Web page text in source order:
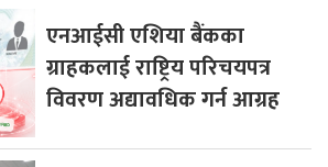
एनआईसी एशिया बैंकका
ग्राहकलाई राष्ट्रिय परिचयपत्र
विवरण अद्यावधिक गर्न आग्रह